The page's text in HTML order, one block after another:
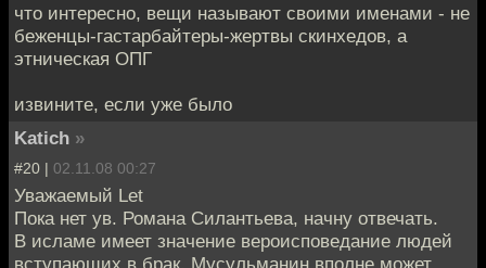
что интересно, вещи называют своими именами - не
беженцы-гастарбайтеры-жертвы скинхедов, а
этническая ОПГ
извините, если уже было
Katich »
#20 | 02.11.08 00:27
Уважаемый Let
Пока нет ув. Романа Силантьева, начну отвечать.
В исламе имеет значение вероисповедание людей
вступающих в брак. Мусульманин вполне может